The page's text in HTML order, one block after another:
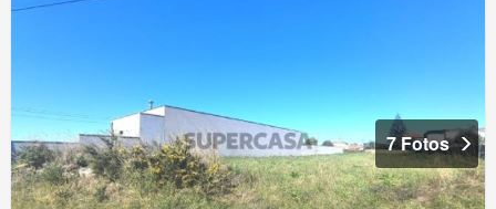
7 Fotos